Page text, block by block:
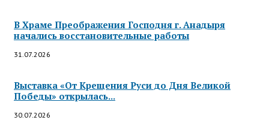
В Храме Преображения Господня г. Анадыря
начались восстановительные работы
31.07.2026
Выставка «От Крещения Руси до Дня Великой
Победы» открылась...
30.07.2026